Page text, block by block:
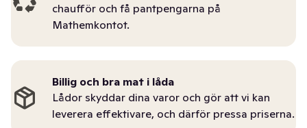
chaufför och få pantpengarna på
Mathemkontot.
Billig och bra mat i låda
Lådor skyddar dina varor och gör att vi kan
leverera effektivare, och därför pressa priserna.